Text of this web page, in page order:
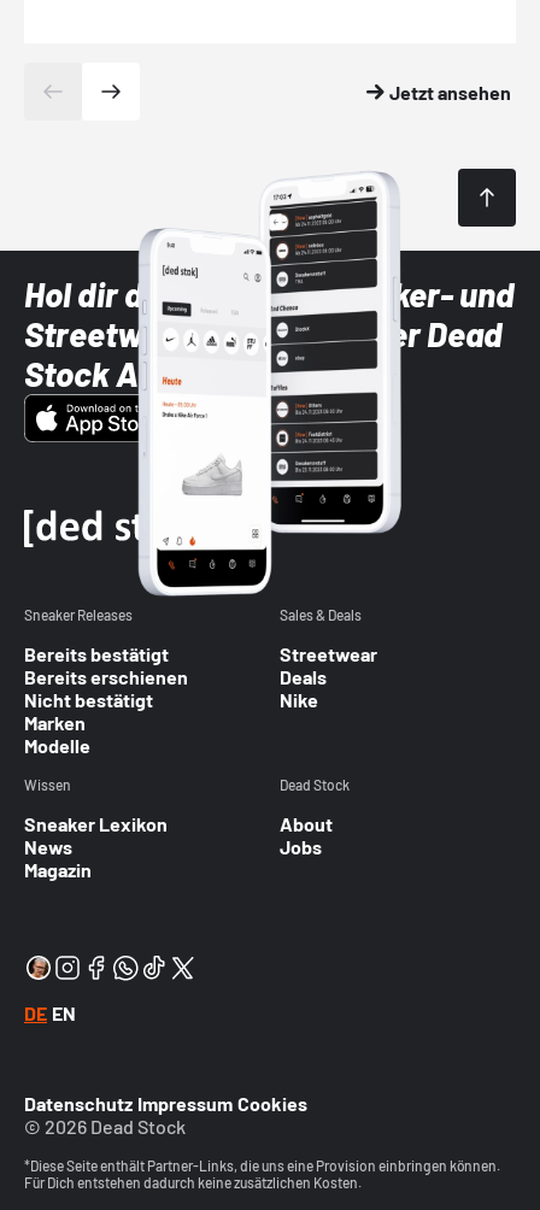
Jetzt ansehen
Hol dir die neuesten Sneaker- und
Streetwear-Brands mit der Dead
Stock App
Sneaker Releases
Bereits bestätigt
Bereits erschienen
Nicht bestätigt
Marken
Modelle
Sales & Deals
Streetwear
Deals
Nike
Wissen
Sneaker Lexikon
News
Magazin
Dead Stock
About
Jobs
DE EN
Datenschutz Impressum Cookies
© 2026 Dead Stock
*Diese Seite enthält Partner-Links, die uns eine Provision einbringen können.
Für Dich entstehen dadurch keine zusätzlichen Kosten.